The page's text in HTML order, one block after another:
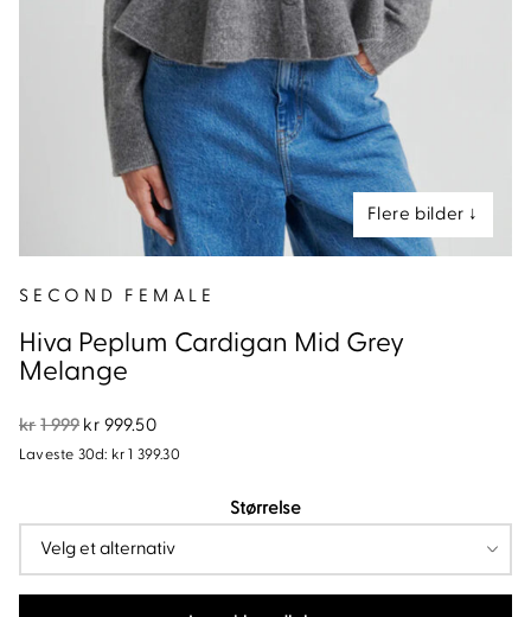
SECOND FEMALE
Hiva Peplum Cardigan Mid Grey
Melange
kr1 999 Opprinnelig
pris
999.
kr 999.50Nåværende
pris
Laveste 30d: kr1 399.30
Størrelse